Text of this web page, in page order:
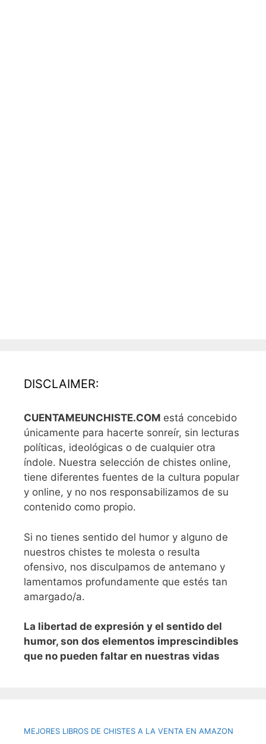
DISCLAIMER:
CUENTAMEUNCHISTE.COM está concebido
únicamente para hacerte sonreír, sin lecturas
políticas, ideológicas o de cualquier otra
índole. Nuestra selección de chistes online,
tiene diferentes fuentes de la cultura popular
y online, y no nos responsabilizamos de su
contenido como propio.
Si no tienes sentido del humor y alguno de
nuestros chistes te molesta o resulta
ofensivo, nos disculpamos de antemano y
lamentamos profundamente que estés tan
amargado/a.
La libertad de expresión y el sentido del
humor, son dos elementos imprescindibles
que no pueden faltar en nuestras vidas
MEJORES LIBROS DE CHISTES A LA VENTA EN AMAZON